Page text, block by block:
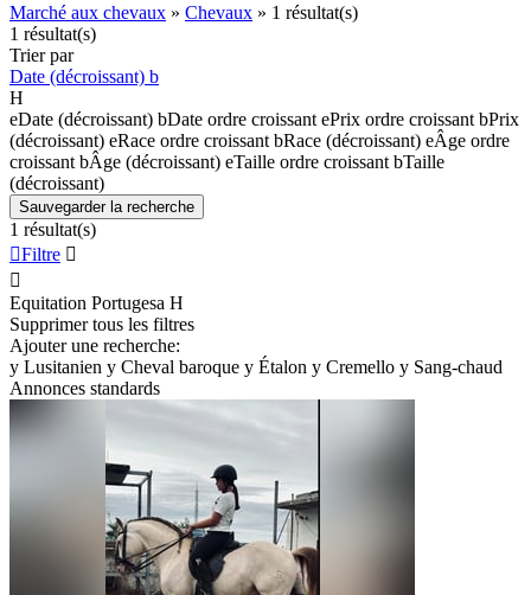
Marché aux chevaux » Chevaux » 1 résultat(s)
1 résultat(s)
Trier par
Date (décroissant) b
H
eDate (décroissant) bDate ordre croissant ePrix ordre croissant bPrix
(décroissant) eRace ordre croissant bRace (décroissant) eÂge ordre
croissant bÂge (décroissant) eTaille ordre croissant bTaille
(décroissant)
Sauvegarder la recherche
1 résultat(s)
Filtre 

Equitation Portugesa H
Supprimer tous les filtres
Ajouter une recherche:
y Lusitanien y Cheval baroque y Étalon y Cremello y Sang-chaud
Annonces standards